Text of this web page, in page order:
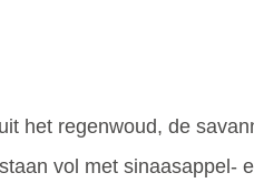
het regenwoud, de
vol met sinaasappel-